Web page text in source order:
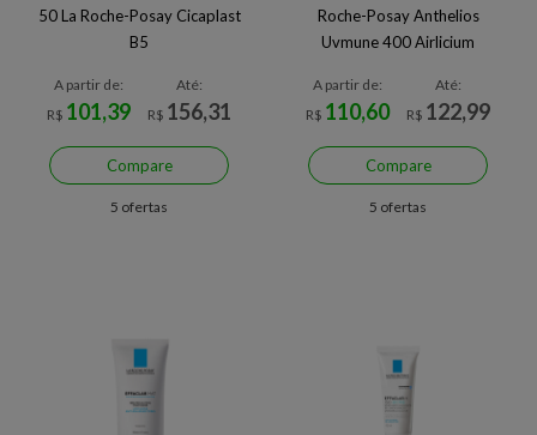
50 La Roche-Posay Cicaplast
B5
A partir de:
R$ 101,39
Até:
R$ 156,31
Compare
5 ofertas
Roche-Posay Anthelios
Uvmune 400 Airlicium
A partir de:
R$ 110,60
Até:
R$ 122,99
Compare
5 ofertas